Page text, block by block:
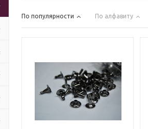
По популярности По алфавиту